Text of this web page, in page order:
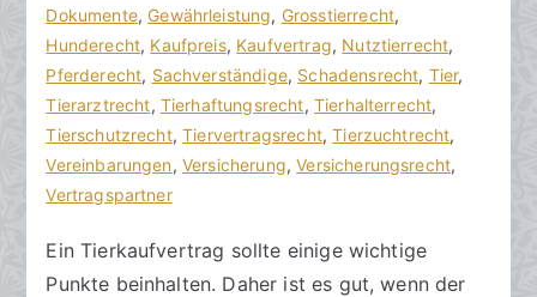
h
t
s
a
n
w
ä
t
e
f
f
e
n
t
l
i
h
t
Dokumente, Gewährleistung, Grosstierrecht,
Hunderecht, Kaufpreis, Kaufvertrag, Nutztierrecht,
Pferderecht, Sachverständige, Schadensrecht, Tier,
Tierarztrecht, Tierhaftungsrecht, Tierhalterrecht,
Tierschutzrecht,Tiervertragsrecht,Tierzuchtrecht,
Vereinbarungen, Versicherung,Versicherungsrecht,
Vertragspartner
t
a
r
e
zu
Kaufvertrag
beim
gestalten
Ein Tierkaufvertrag sollte einige wichtige
Punkte beinhalten. Daher ist es gut, wenn der